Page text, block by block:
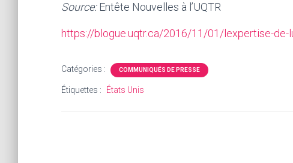
Source:Entête Nouvelles à l’UQTR
https://blogue.uqtr.ca/2016/11/01/lexpertise-
Catégories : COMMUNIQUÉS DE PRESSE
Étiquettes : États Unis